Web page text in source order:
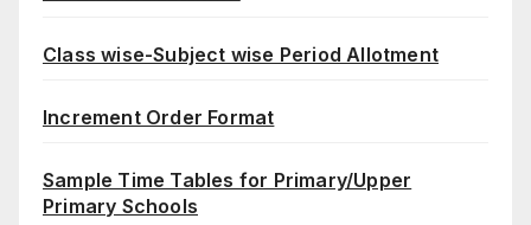
Class wise-Subject wise Period Allotment
Increment Order Format
Sample Time Tables for Primary/Upper
Primary Schools